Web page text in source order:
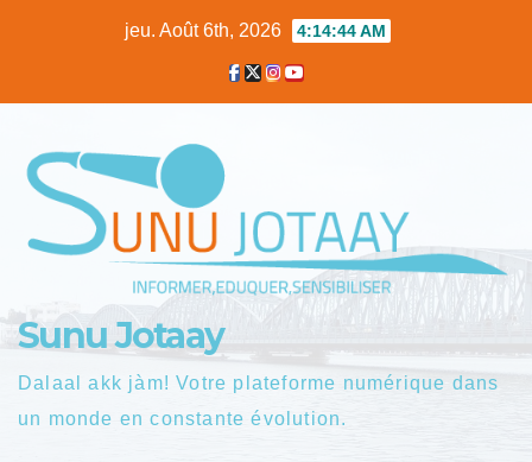
jeu. Août 6th, 2026 4:14:45 AM
Sunu Jotaay
Dalaal akk jàm! Votre plateforme numérique dans
un monde en constante évolution.